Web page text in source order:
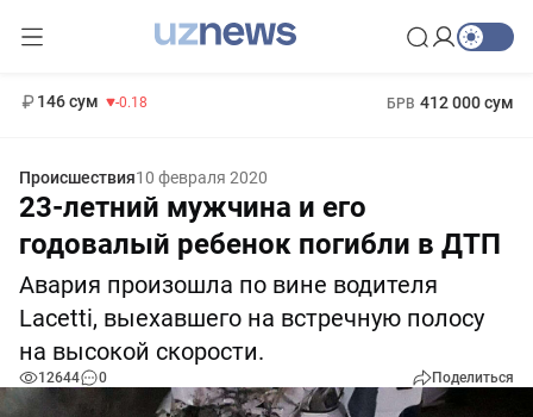
146 сум -0.18 БРВ 412 000 сум
Происшествия10 февраля 2020
23-летний мужчина и его
годовалый ребенок погибли в ДТП
Авария произошла по вине водителя
Lacetti, выехавшего на встречную полосу
на высокой скорости.
12644 0 Поделиться